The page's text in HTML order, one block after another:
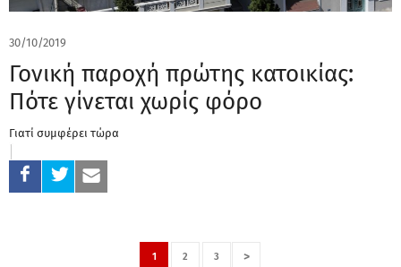
30/10/2019
Γονική παροχή πρώτης κατοικίας:
Πότε γίνεται χωρίς φόρο
Γιατί συμφέρει τώρα
1 2 3 >